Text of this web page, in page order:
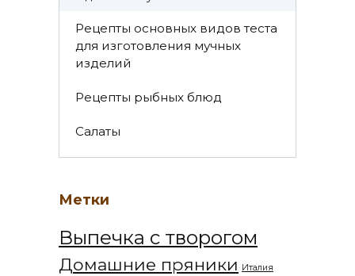
Рецепты основных видов теста
для изготовления мучных
изделий
Рецепты рыбных блюд
Салаты
Метки
Выпечка с творогом
Домашние пряники Италия